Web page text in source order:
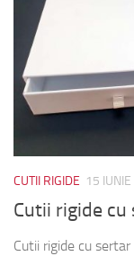
CUTII RIGIDE 15
Cutii rigide cu
Cutii rigide cu